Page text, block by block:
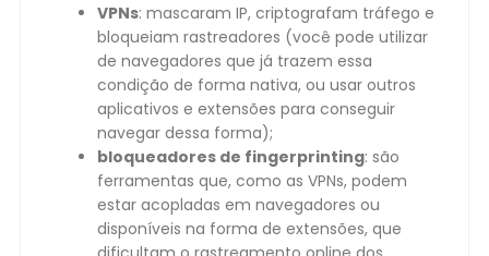
VPNs: mascaram IP, criptografam tráfego e
bloqueiam rastreadores (você pode utilizar
de navegadores que já trazem essa
condição de forma nativa, ou usar outros
aplicativos e extensões para conseguir
navegar dessa forma);
bloqueadores de fingerprinting: são
ferramentas que, como as VPNs, podem
estar acopladas em navegadores ou
disponíveis na forma de extensões, que